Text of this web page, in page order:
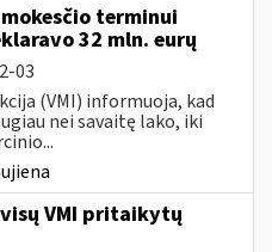
terminui
32 mln. eurų
03
(VMI) informuoja, kad
nei savaitę lako, iki
VMI pritaikytų